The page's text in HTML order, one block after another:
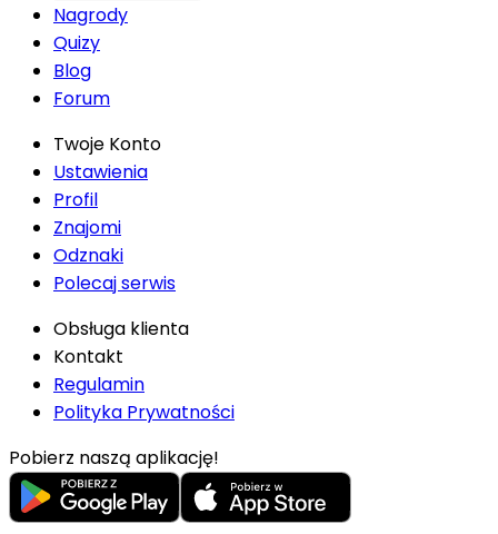
Nagrody
Quizy
Blog
Forum
Twoje Konto
Ustawienia
Profil
Znajomi
Odznaki
Polecaj serwis
Obsługa klienta
Kontakt
Regulamin
Polityka Prywatności
Pobierz naszą aplikację!